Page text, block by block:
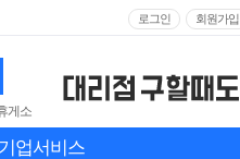
로그인 회원가입
게소
기업서비스